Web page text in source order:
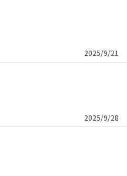
2025/9/21
2025/9/28